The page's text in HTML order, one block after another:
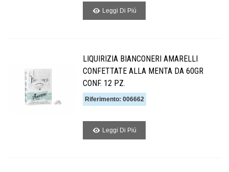
Leggi Di Piú
LIQUIRIZIA BIANCONERI AMARELLI
CONFETTATE ALLA MENTA DA 60GR
CONF. 12 PZ.
Riferimento: 006662
Leggi Di Piú